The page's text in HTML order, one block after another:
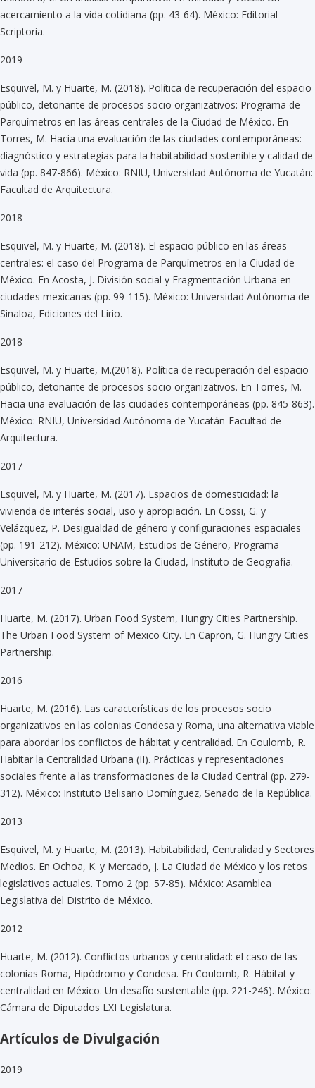
acercamiento a la vida cotidiana (pp. 43-64). México: Editorial
Scriptoria.
2019
Esquivel, M. y Huarte, M. (2018). Política de recuperación del espacio
público, detonante de procesos socio organizativos: Programa de
Parquímetros en las áreas centrales de la Ciudad de México. En
Torres, M. Hacia una evaluación de las ciudades contemporáneas:
diagnóstico y estrategias para la habitabilidad sostenible y calidad de
vida (pp. 847-866). México: RNIU, Universidad Autónoma de Yucatán:
Facultad de Arquitectura.
2018
Esquivel, M. y Huarte, M. (2018). El espacio público en las áreas
centrales: el caso del Programa de Parquímetros en la Ciudad de
México. En Acosta, J. División social y Fragmentación Urbana en
ciudades mexicanas (pp. 99-115). México: Universidad Autónoma de
Sinaloa, Ediciones del Lirio.
2018
Esquivel, M. y Huarte, M.(2018). Política de recuperación del espacio
público, detonante de procesos socio organizativos. En Torres, M.
Hacia una evaluación de las ciudades contemporáneas (pp. 845-863).
México: RNIU, Universidad Autónoma de Yucatán-Facultad de
Arquitectura.
2017
Esquivel, M. y Huarte, M. (2017). Espacios de domesticidad: la
vivienda de interés social, uso y apropiación. En Cossi, G. y
Velázquez, P. Desigualdad de género y configuraciones espaciales
(pp. 191-212). México: UNAM, Estudios de Género, Programa
Universitario de Estudios sobre la Ciudad, Instituto de Geografía.
2017
Huarte, M. (2017). Urban Food System, Hungry Cities Partnership.
The Urban Food System of Mexico City. En Capron, G. Hungry Cities
Partnership.
2016
Huarte, M. (2016). Las características de los procesos socio
organizativos en las colonias Condesa y Roma, una alternativa viable
para abordar los conflictos de hábitat y centralidad. En Coulomb, R.
Habitar la Centralidad Urbana (II). Prácticas y representaciones
sociales frente a las transformaciones de la Ciudad Central (pp. 279-
312). México: Instituto Belisario Domínguez, Senado de la República.
2013
Esquivel, M. y Huarte, M. (2013). Habitabilidad, Centralidad y Sectores
Medios. En Ochoa, K. y Mercado, J. La Ciudad de México y los retos
legislativos actuales. Tomo 2 (pp. 57-85). México: Asamblea
Legislativa del Distrito de México.
2012
Huarte, M. (2012). Conflictos urbanos y centralidad: el caso de las
colonias Roma, Hipódromo y Condesa. En Coulomb, R. Hábitat y
centralidad en México. Un desafío sustentable (pp. 221-246). México:
Cámara de Diputados LXI Legislatura.
Artículos de Divulgación
2019